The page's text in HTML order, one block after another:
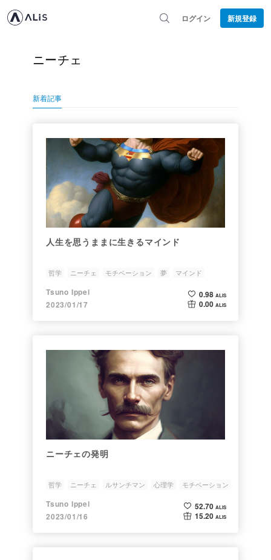
ログイン 新規登録
ニーチェ
新着記事
人生を思うままに生きるマインド
哲学 ニーチェ モチベーション 夢 マインド
Tsuno Ippei
2023/01/17
0.98 ALIS
0.00 ALIS
ニーチェの発明
哲学 ニーチェ ルサンチマン 心理学 モチベーション
Tsuno Ippei
2023/01/16
52.70 ALIS
15.20 ALIS